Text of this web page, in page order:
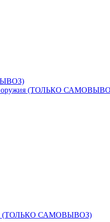
оружия (ТОЛЬКО
(ТОЛЬКО САМОВЫВОЗ)